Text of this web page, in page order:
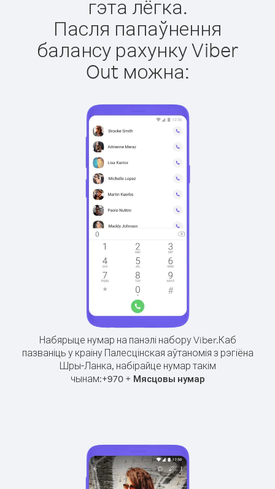
гэта лёгка.
Пасля папаўнення
балансу рахунку Viber
Out можна:
Набярыце нумар на панэлі набору Viber.Каб
пазваніць у краіну Палесцінская аўтаномія з рэгіёна
Шры-Ланка, набірайце нумар такім
чынам:+970+ Мясцовы нумар